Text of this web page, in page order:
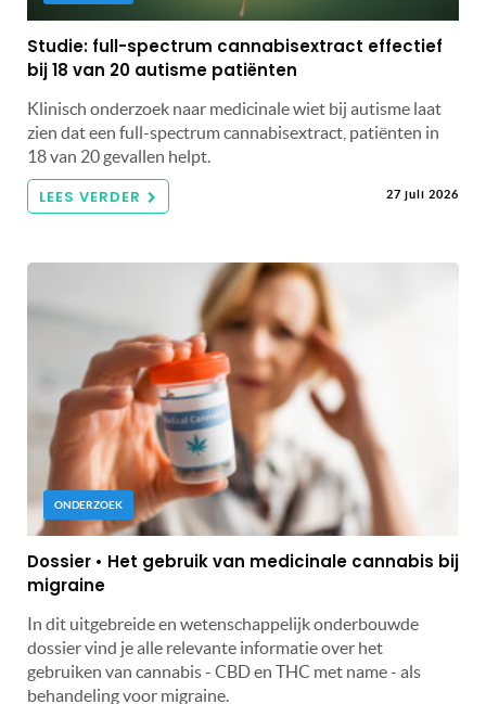
Studie: full-spectrum cannabisextract effectief
bij 18 van 20 autisme patiënten
Klinisch onderzoek naar medicinale wiet bij autisme laat
zien dat een full-spectrum cannabisextract, patiënten in
18 van 20 gevallen helpt.
LEES VERDER 27 juli 2026
ONDERZOEK
Dossier • Het gebruik van medicinale cannabis bij
migraine
In dit uitgebreide en wetenschappelijk onderbouwde
dossier vind je alle relevante informatie over het
gebruiken van cannabis - CBD en THC met name - als
behandeling voor migraine.